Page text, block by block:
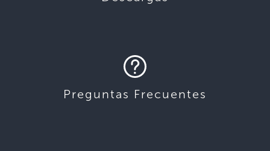
Preguntas Frecuentes